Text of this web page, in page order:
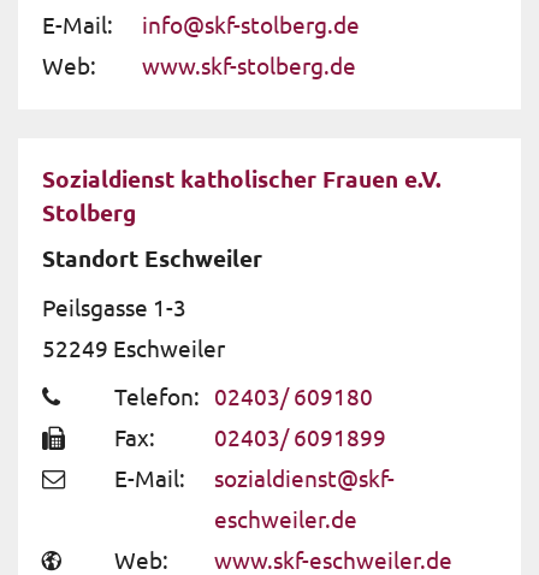
E-Mail:
info@skf-stolberg.de
Web:
www.skf-stolberg.de
Sozialdienst katholischer Frauen e.V.
Stolberg
Standort Eschweiler
Peilsgasse 1-3
52249 Eschweiler
Telefon: 02403/ 609180
Fax:
02403/ 6091899
E-Mail:
sozialdienst@skf-
eschweiler.de
Web:
www.skf-eschweiler.de